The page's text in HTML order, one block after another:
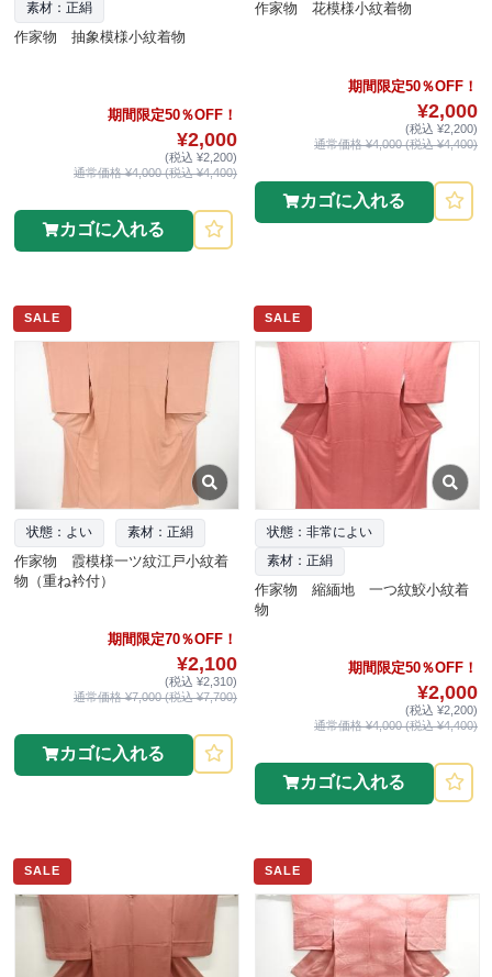
素材：正絹
作家物 抽象模様小紋着物
期間限定50％OFF！
¥2,000
(税込 ¥2,200)
通常価格 ¥4,000 (税込 ¥4,400)
カゴに入れる
作家物 花模様小紋着物
期間限定50％OFF！
¥2,000
(税込 ¥2,200)
通常価格 ¥4,000 (税込 ¥4,400)
カゴに入れる
SALE
状態：よい 素材：正絹
作家物 霞模様一ツ紋江戸小紋着
物（重ね衿付）
期間限定70％OFF！
¥2,100
(税込 ¥2,310)
通常価格 ¥7,000 (税込 ¥7,700)
カゴに入れる
SALE
状態：非常によい
素材：正絹
作家物 縮緬地 一つ紋鮫小紋着
物
期間限定50％OFF！
¥2,000
(税込 ¥2,200)
通常価格 ¥4,000 (税込 ¥4,400)
カゴに入れる
SALE SALE